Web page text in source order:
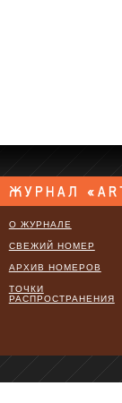
О ЖУРНАЛЕ
СВЕЖИЙ НОМЕР
АРХИВ НОМЕРОВ
ТОЧКИ
РАСПРОСТРАНЕНИЯ